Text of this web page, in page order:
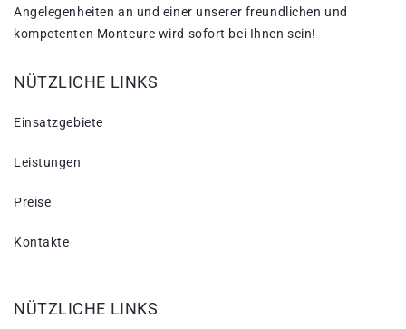
Angelegenheiten an und einer unserer freundlichen und
kompetenten Monteure wird sofort bei Ihnen sein!
NÜTZLICHE LINKS
Einsatzgebiete
Leistungen
Preise
Kontakte
NÜTZLICHE LINKS